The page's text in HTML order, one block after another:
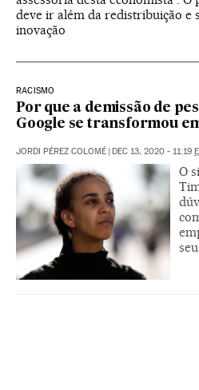
deve ir além da redistribuição
inovação
RACISMO
Por que a demissão de
Google se transformou
JORDI PÉREZ COLOMÉ DEC 13, 2020 - 11:19
O